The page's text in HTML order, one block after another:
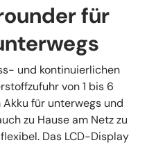
für
und kontinuierlichen
von 1 bis 6
für unterwegs und
zu Hause am Netz zu
Das LCD-Display